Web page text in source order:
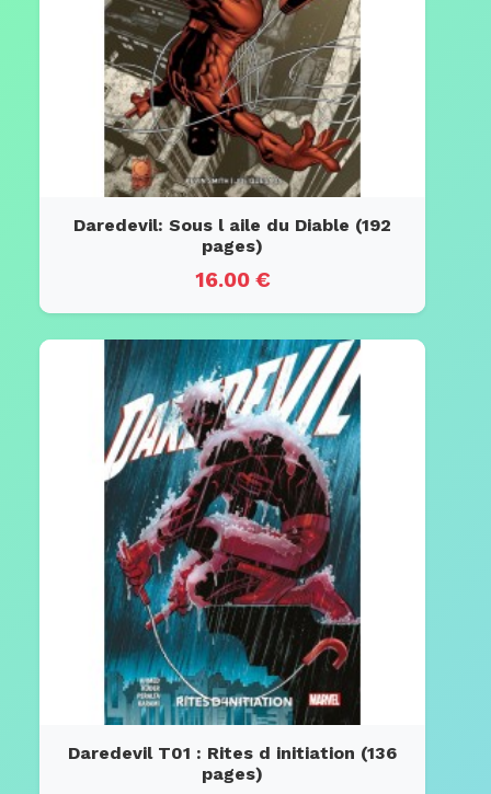
Daredevil: Sous l aile du Diable (192
pages)
16.00 €
Daredevil T01 : Rites d initiation (136
pages)